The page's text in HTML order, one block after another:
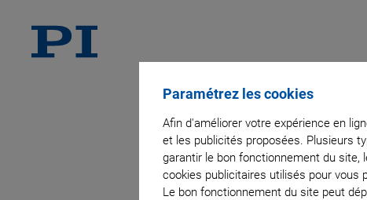
Paramétrez les cookies
Afin d'améliorer votre expérience en
et les publicités proposées. Plusieurs
garantir le bon fonctionnement du site,
cookies publicitaires utilisés pour vous
Le bon fonctionnement du site peut
Aligned to
Customer-